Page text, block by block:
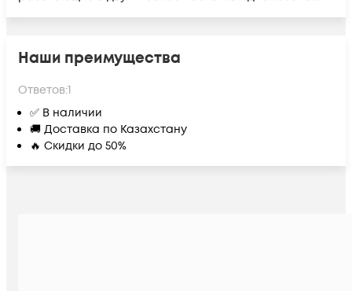
Наши преимущества
Ответов:1
✅ В наличии
🚚 Доставка по Казахстану
🔥 Скидки до 50%